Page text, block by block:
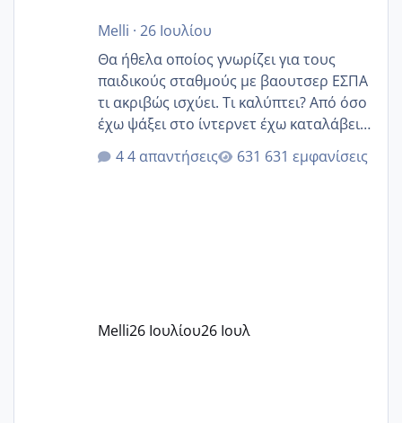
Melli · 26 Ιουλίου
Θα ήθελα οποίος γνωρίζει για τους
παιδικούς σταθμούς με βαουτσερ ΕΣΠΑ
τι ακριβώς ισχύει. Τι καλύπτει? Από όσο
έχω ψάξει στο ίντερνετ έχω καταλάβει
ότι το βαουτσερ καλύπτει όλα τα
δίδακτρα και τα τροφεια του ιδιωτικού
Εγώ πήγα σε έναν ιδιωτικό παιδικό στ
4 απαντήσεις 631 εμφανίσεις
Melli26 Ιουλίου26 Ιουλ